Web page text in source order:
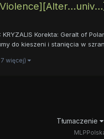
KRYZALIS Korekta: Geralt
do kieszeni i stanięcia w
7 więcej)
Tłumaczenie